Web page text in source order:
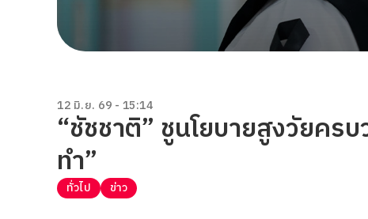
12 มิ.ย. 69 - 15:14
“ชัชชาติ” ชูนโยบายสูงวัยครบ
ทำ”
ทั่วไป ข่าว